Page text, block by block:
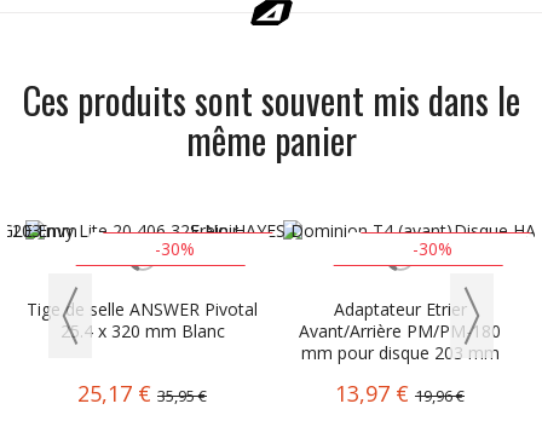
Ces produits sont souvent mis dans le
même panier
-30%
Tige de selle ANSWER Pivotal
25.4 x 320 mm Blanc
25,17 € 35,95 €
-30%
Adaptateur Etrier
Avant/Arrière PM/PM-180
mm pour disque 203 mm
13,97 € 19,96 €